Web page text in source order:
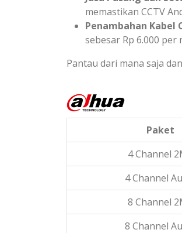
memastikan CCTV
Penambahan Kabel
sebesar Rp 6.000 per
Pantau dari mana saja
Paket
4 Channel
4 Channel
8 Channel
8 Channel